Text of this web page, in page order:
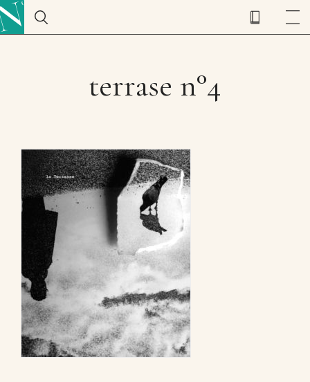
terrase n°4